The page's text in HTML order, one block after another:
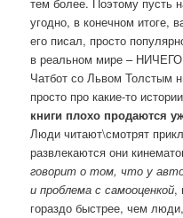
тем более. Поэтому пусть
угодно, в конечном итоге,
его писал, просто
в реальном мире –
Чатбот со Львом Толстым
просто про какие-то
книги плохо продаются
Люди читают\смотрят
развлекаются они
говорит о том, что у
и проблема с самооценкой,
гораздо быстрее, чем